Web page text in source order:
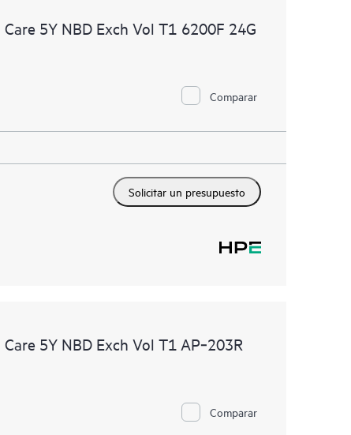
5Y NBD Exch Vol T1 6200F 24G
Comparar
Solicitar un presupuesto
5Y NBD Exch Vol T1 AP‑203R
Comparar